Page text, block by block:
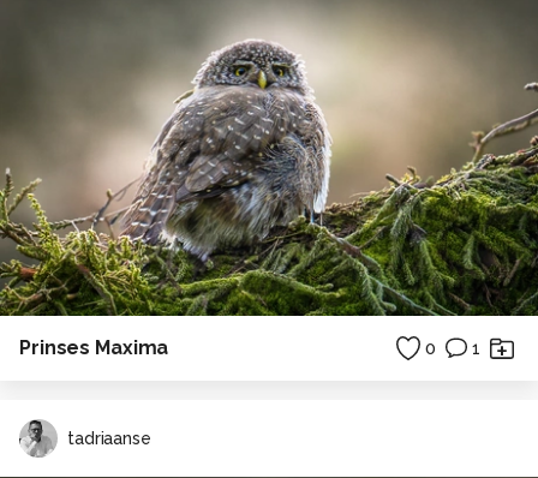
Prinses Maxima 0 1
tadriaanse